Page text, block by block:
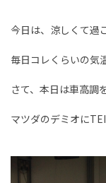
今日は、涼しくて過
毎日コレくらいの気
さて、本日は車高調
マツダのデミオに